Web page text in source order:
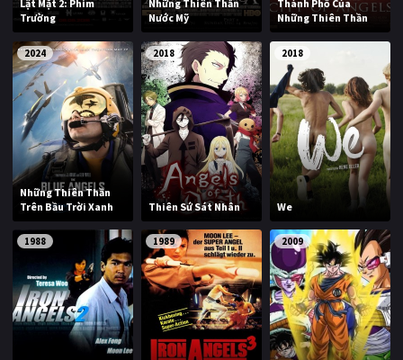
Lật Mặt 2: Phim
Trường
Những Thiên Thần
Nước Mỹ
Thành Phố Của
Những Thiên Thần
2024
Những Thiên Thần
Trên Bầu Trời Xanh
2018
Thiên Sứ Sát Nhân
2018
We
1988 1989 2009